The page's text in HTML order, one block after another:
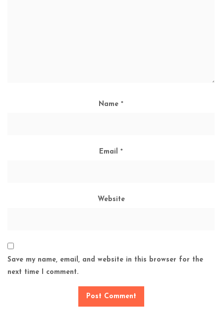
Name *
Email *
Website
Save my name, email, and website in this browser for the
next time I comment.